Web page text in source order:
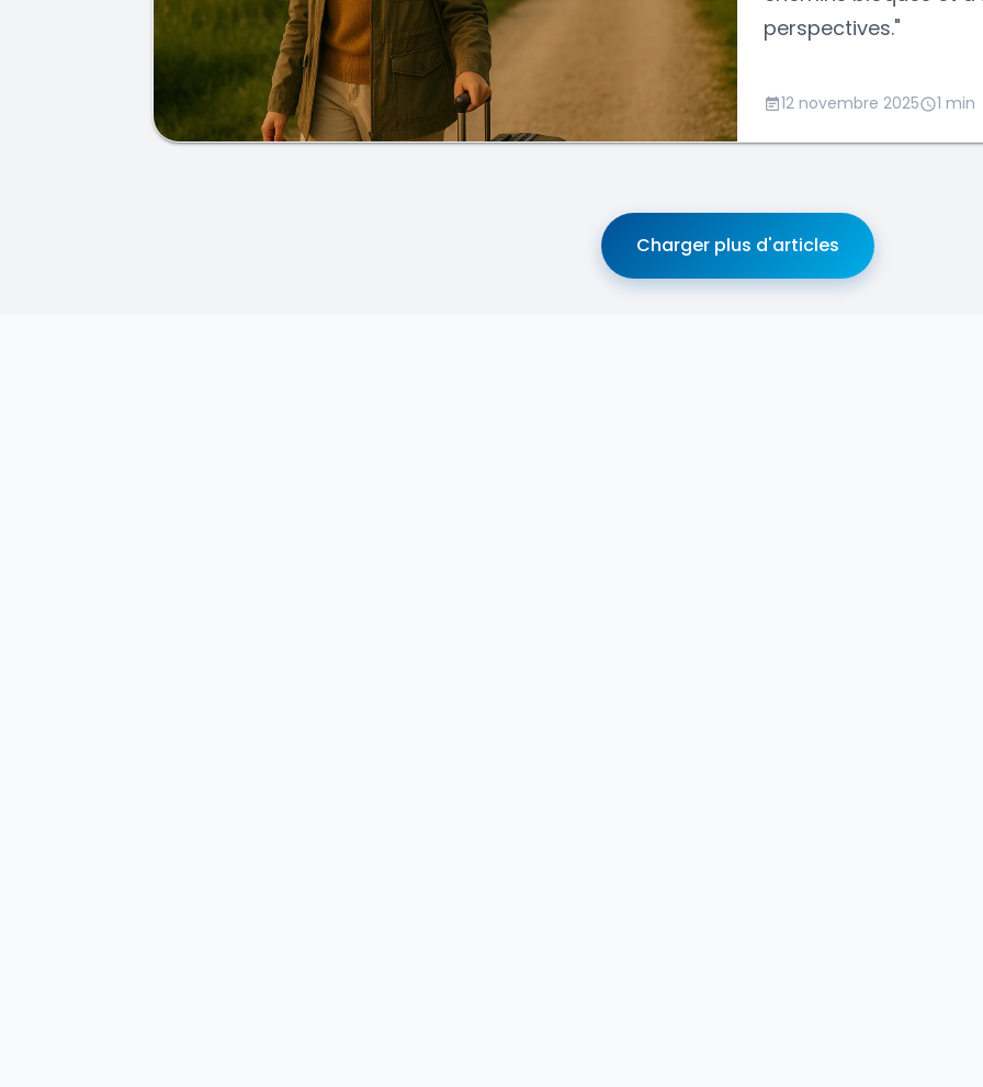
perspectives."
12 novembre 2025 1 min
Charger plus d'articles